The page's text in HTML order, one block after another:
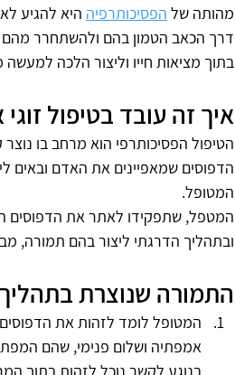
מהותה של הפסיכותרפיה היא להגיע
דרך הכאב הטמון בהם ולהשתחרר מהם
בתוך מציאות חייו וליצור הלכה
איך זה עובד בטיפול זוגי
הטיפול הפסיכותרפי הוא מרחב בו
הדפוסים שמאפיינים את האדם ובאים
המטופל.
המטפל, שתפקידו לאתר את הדפוסים
ובתהליך הדרגתי ליצור בהם תמורה,
התמורה שנוצרת
המטופל לומד לזהות את
אמפתיה ושלום פנימי, שהם
בנוגע לקשר נוכל לזהות בתוך